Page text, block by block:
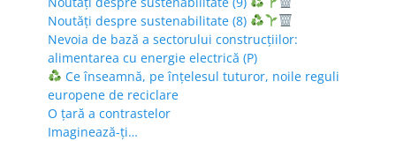
Noutăți despre sustenabilitate (8)
Nevoia de bază a sectorului construcțiilor:
alimentarea cu energie electrică (P)
Ce înseamnă, pe înțelesul tuturor, noile reguli
europene de reciclare
O țară a contrastelor
Imaginează-ți…